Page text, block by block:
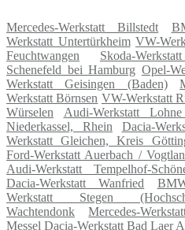
Mercedes-Werkstatt Billstedt
Werkstatt Untertürkheim VW-
Feuchtwangen
Skoda-
Schenefeld bei Hamburg Opel-
Werkstatt Geisingen (Baden)
Werkstatt Börnsen VW-Werkstatt
Würselen
Audi-Werkstatt
Niederkassel, Rhein
Dacia-
Werkstatt Gleichen, Kreis
Ford-Werkstatt Auerbach /
Audi-Werkstatt Tempelhof-
Dacia-Werkstatt Wanfried
Werkstatt Stegen
Wachtendonk
Mercedes-
Messel Dacia-Werkstatt Bad Laer